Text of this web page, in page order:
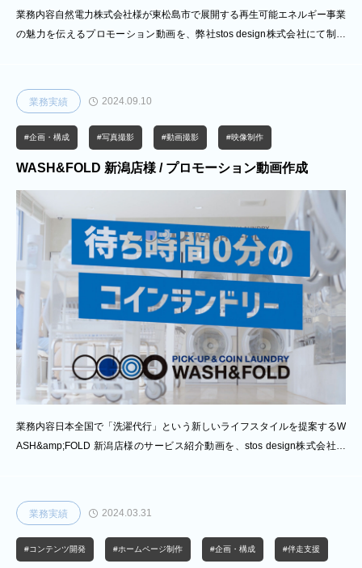
業務内容自然電力株式会社様が東松島市で展開する再生可能エネルギー事業
の魅力を伝えるプロモーション動画を、弊社stos design株式会社にて制作
おります。企画・構成では、再エネの技術的側面だけでなく、地域と協働す
る姿勢や人の想いにも焦点を当て、ストーリー性のあるシナリオを設計。動
画撮影では、施設や自然環境を捉えた臨場感ある映像に加え、地元住民や社
員へのインタビューを通じて、事業に関わる多くの人々のリアルな声を記録
しました。さらに、ド
業務実績 2024.09.10
#企画・構成 #写真撮影 #動画撮影 #映像制作
WASH&FOLD 新潟店様 / プロモーション動画作成
業務内容日本全国で「洗濯代行」という新しいライフスタイルを提案するW
ASH&amp;FOLD 新潟店様のサービス紹介動画を、stos design株式会社に
ンを意識しています。また、SNSでの発信用に、同様の構成で縦型に最適
化させた編集を行なった縦型動画も同時に納品させていただきました。企画
段階では、初めて「洗濯代行」に触れる方にもサービスの流れやメリットが
直感的に伝わるよう、短時間で要点を押さえたシナリオを設計。構成では、
業務実績 2024.03.31
#コンテンツ開発 #ホームページ制作 #企画・構成 #伴走支援